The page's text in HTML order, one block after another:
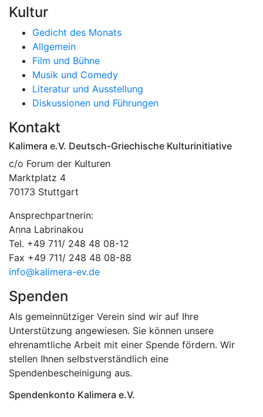
Kultur
Gedicht des Monats
Allgemein
Film und Bühne
Musik und Comedy
Literatur und Ausstellung
Diskussionen und Führungen
Kontakt
Kalimera e.V. Deutsch-Griechische Kulturinitiative
c/o Forum der Kulturen
Marktplatz 4
70173 Stuttgart
Ansprechpartnerin:
Anna Labrinakou
Tel. +49 711/ 248 48 08-12
Fax +49 711/ 248 48 08-88
info@kalimera-ev.de
Spenden
Als gemeinnütziger Verein sind wir auf Ihre
Unterstützung angewiesen. Sie können unsere
ehrenamtliche Arbeit mit einer Spende fördern. Wir
stellen Ihnen selbstverständlich eine
Spendenbescheinigung aus.
Spendenkonto Kalimera e.V.